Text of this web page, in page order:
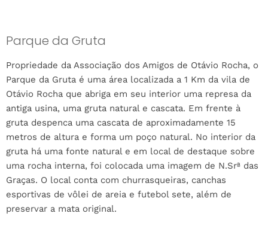
Parque da Gruta
Propriedade da Associação dos Amigos de Otávio Rocha, o
Parque da Gruta é uma área localizada a 1 Km da vila de
Otávio Rocha que abriga em seu interior uma represa da
antiga usina, uma gruta natural e cascata. Em frente à
gruta despenca uma cascata de aproximadamente 15
metros de altura e forma um poço natural. No interior da
gruta há uma fonte natural e em local de destaque sobre
uma rocha interna, foi colocada uma imagem de N.Srª das
Graças. O local conta com churrasqueiras, canchas
esportivas de vôlei de areia e futebol sete, além de
preservar a mata original.